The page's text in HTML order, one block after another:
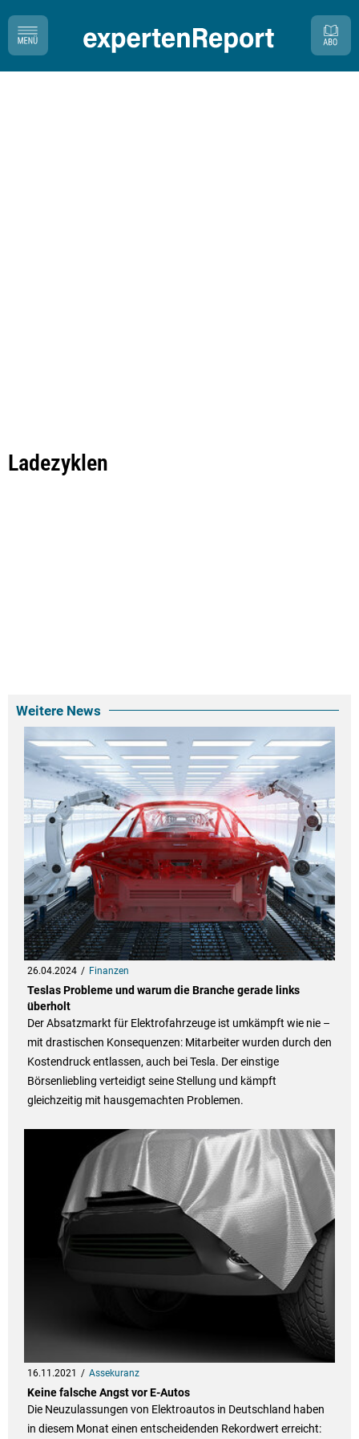
Ladezyklen
Weitere News
26.04.2024 Finanzen
Teslas Probleme und warum die Branche gerade links
überholt
Der Absatzmarkt für Elektrofahrzeuge ist umkämpft wie nie –
mit drastischen Konsequenzen: Mitarbeiter wurden durch den
Kostendruck entlassen, auch bei Tesla. Der einstige
Börsenliebling verteidigt seine Stellung und kämpft
gleichzeitig mit hausgemachten Problemen.
16.11.2021 Assekuranz
Keine falsche Angst vor E-Autos
Die Neuzulassungen von Elektroautos in Deutschland haben
in diesem Monat einen entscheidenden Rekordwert erreicht: